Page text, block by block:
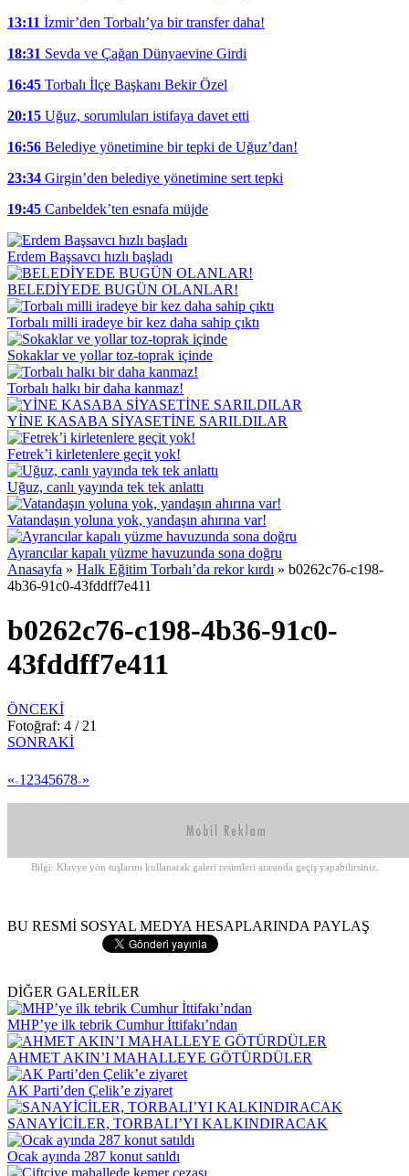
13:11 İzmir’den Torbalı’ya bir transfer daha!
18:31 Sevda ve Çağan Dünyaevine Girdi
16:45 Torbalı İlçe Başkanı Bekir Özel
20:15 Uğuz, sorumluları istifaya davet etti
16:56 Belediye yönetimine bir tepki de Uğuz’dan!
23:34 Girgin’den belediye yönetimine sert tepki
19:45 Canbeldek’ten esnafa müjde
Erdem Başsavcı hızlı başladı
BELEDİYEDE BUGÜN OLANLAR!
Torbalı milli iradeye bir kez daha sahip çıktı
Sokaklar ve yollar toz-toprak içinde
Torbalı halkı bir daha kanmaz!
YİNE KASABA SİYASETİNE SARILDILAR
Fetrek’i kirletenlere geçit yok!
Uğuz, canlı yayında tek tek anlattı
Vatandaşın yoluna yok, yandaşın ahırına var!
Ayrancılar kapalı yüzme havuzunda sona doğru
Anasayfa » Halk Eğitim Torbalı’da rekor kırdı » b0262c76-c198-
4b36-91c0-43fddff7e411
b0262c76-c198-4b36-91c0-
43fddff7e411
ÖNCEKİ
Fotoğraf: 4 / 21
SONRAKİ
«< 1 2345678> »
Bilgi: Klavye yön tuşlarını kullanarak galeri resimleri arasında geçiş yapabilirsiniz.
BU RESMİ SOSYAL MEDYA HESAPLARINDA PAYLAŞ
DİĞER GALERİLER
MHP’ye ilk tebrik Cumhur İttifakı’ndan
AHMET AKIN’I MAHALLEYE GÖTÜRDÜLER
AK Parti’den Çelik’e ziyaret
SANAYİCİLER, TORBALI’YI KALKINDIRACAK
Ocak ayında 287 konut satıldı